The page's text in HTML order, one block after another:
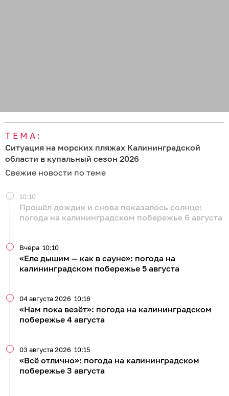
ТЕМА:
Ситуация на морских пляжах Калининградской
области в купальный сезон 2026
Свежие новости по теме
Прошёл дождик и снова показалось солнце:
погода на калининградском побережье 6 августа
10:10
«Еле дышим — как в сауне»: погода на
калининградском побережье 5 августа
Вчера 10:10
«Нам пока везёт»: погода на калининградском
побережье 4 августа
04 августа 2026 10:16
«Всё отлично»: погода на калининградском
побережье 3 августа
03 августа 2026 10:15